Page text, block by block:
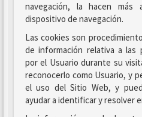
navegación, la hacen
dispositivo de navegación.
Las cookies son
de información relativa a las
por el Usuario durante su
reconocerlo como Usuario, y
el uso del Sitio Web, y
ayudar a identificar y resolver